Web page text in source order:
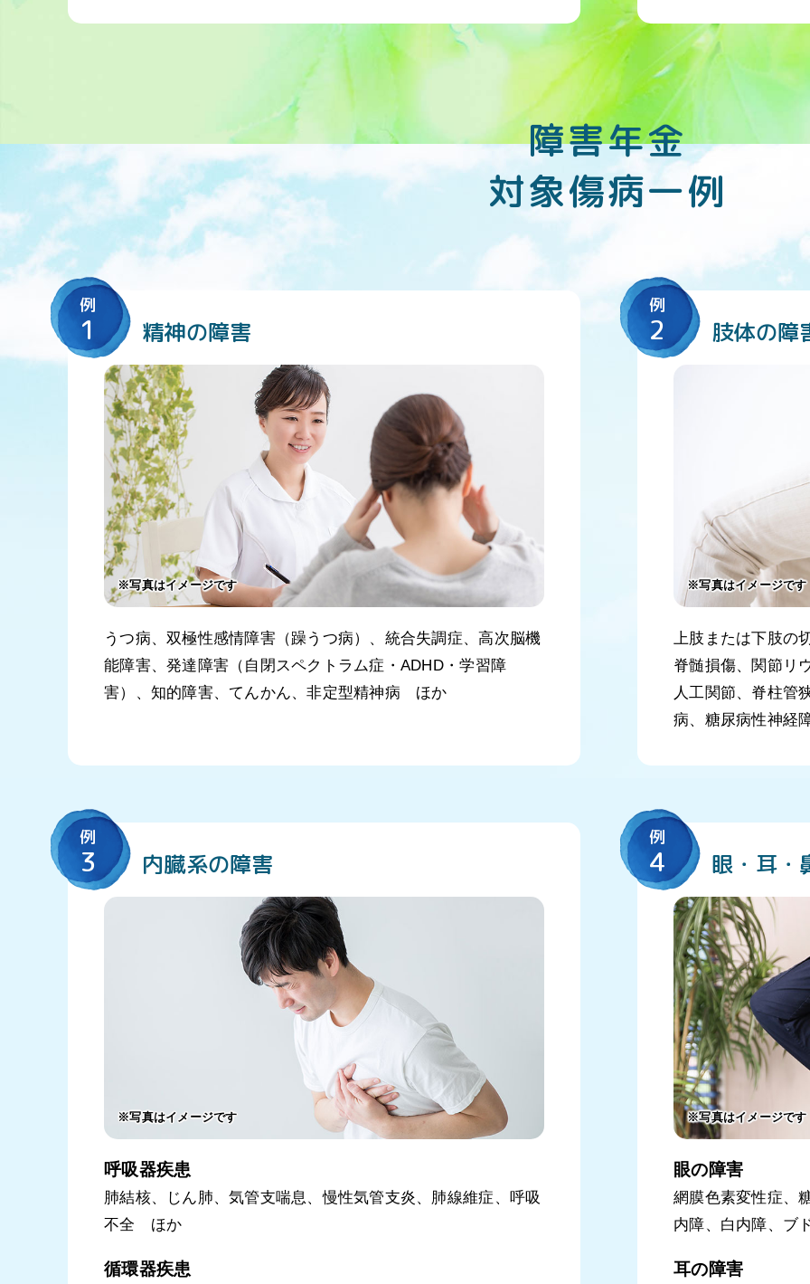
障害年金
対象傷病一例
例
1 精神の障害
※写真はイメージです
うつ病、双極性感情障害（躁うつ病）、統合失調症、高次脳機
能障害、発達障害（自閉スペクトラム症・ADHD・学習障
害）、知的障害、てんかん、非定型精神病 ほか
例
2 肢体の障
※写真はイメージです
上肢または下肢の
脊髄損傷、関節リ
人工関節、脊柱管
病、糖尿病性神経
例
3 内臓系の障害
※写真はイメージです
呼吸器疾患
肺結核、じん肺、気管支喘息、慢性気管支炎、肺線維症、呼吸
不全 ほか
循環器疾患
例
4 眼・耳・
※写真はイメージです
眼の障害
網膜色素変性症、
内障、白内障、ブ
耳の障害